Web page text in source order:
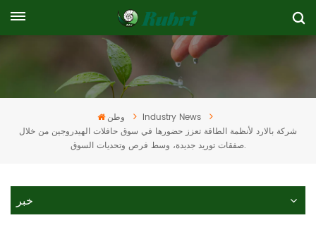
وطن
Industry News
شركة بالارد لأنظمة الطاقة تعزز حضورها في سوق حافلات الهيدروجين من خلال
صفقات توريد جديدة، وسط فرص وتحديات السوق.
خبر